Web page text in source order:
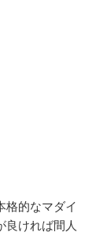
格的なマダイ
良ければ間人